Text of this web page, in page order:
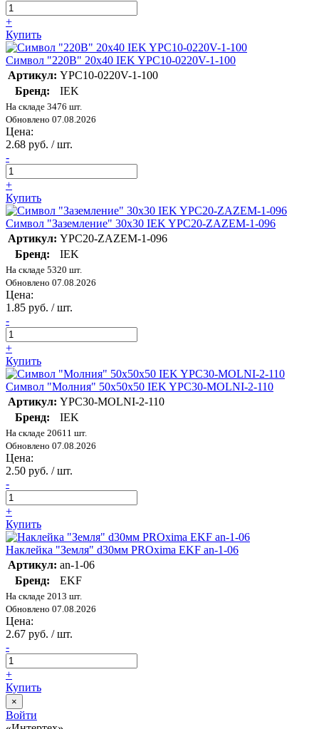
+
Купить
Символ "220В" 20х40 IEK YPC10-0220V-1-100
Артикул: YPC10-0220V-1-100
Бренд:
IEK
На складе 3476 шт.
Обновлено 07.08.2026
Цена:
2.68 руб. / шт.
-
+
Купить
Символ "Заземление" 30х30 IEK YPC20-ZAZEM-1-096
Артикул: YPC20-ZAZEM-1-096
Бренд:
IEK
На складе 5320 шт.
Обновлено 07.08.2026
Цена:
1.85 руб. / шт.
-
+
Купить
Символ "Молния" 50х50х50 IEK YPC30-MOLNI-2-110
Артикул: YPC30-MOLNI-2-110
Бренд:
IEK
На складе 20611 шт.
Обновлено 07.08.2026
Цена:
2.50 руб. / шт.
-
+
Купить
Наклейка "Земля" d30мм PROxima EKF an-1-06
Артикул: an-1-06
Бренд:
EKF
На складе 2013 шт.
Обновлено 07.08.2026
Цена:
2.67 руб. / шт.
-
+
Купить
×
Войти